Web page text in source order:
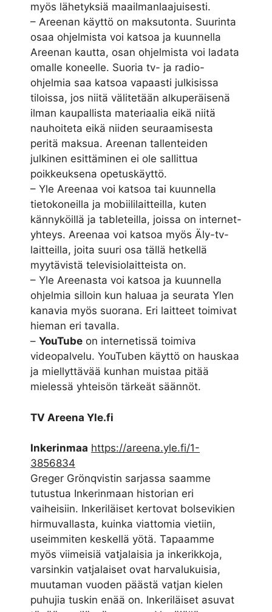
myös lähetyksiä maailmanlaajuisesti.
– Areenan käyttö on maksutonta. Suurinta
osaa ohjelmista voi katsoa ja kuunnella
Areenan kautta, osan ohjelmista voi ladata
omalle koneelle. Suoria tv- ja radio-
ohjelmia saa katsoa vapaasti julkisissa
tiloissa, jos niitä välitetään alkuperäisenä
ilman kaupallista materiaalia eikä niitä
nauhoiteta eikä niiden seuraamisesta
peritä maksua. Areenan tallenteiden
julkinen esittäminen ei ole sallittua
poikkeuksena opetuskäyttö.
– Yle Areenaa voi katsoa tai kuunnella
tietokoneilla ja mobiililaitteilla, kuten
kännyköillä ja tableteilla, joissa on internet-
yhteys. Areenaa voi katsoa myös Äly-tv-
laitteilla, joita suuri osa tällä hetkellä
myytävistä televisiolaitteista on.
– Yle Areenasta voi katsoa ja kuunnella
ohjelmia silloin kun haluaa ja seurata Ylen
kanavia myös suorana. Eri laitteet toimivat
hieman eri tavalla.
– YouTube on internetissä toimiva
videopalvelu. YouTuben käyttö on hauskaa
ja miellyttävää kunhan muistaa pitää
mielessä yhteisön tärkeät säännöt.
TV Areena Yle.fi
Inkerinmaa https://areena.yle.fi/1-
3856834
Greger Grönqvistin sarjassa saamme
tutustua Inkerinmaan historian eri
vaiheisiin. Inkeriläiset kertovat bolsevikien
hirmuvallasta, kuinka viattomia vietiin,
useimmiten keskellä yötä. Tapaamme
myös viimeisiä vatjalaisia ja inkerikkoja,
varsinkin vatjalaiset ovat harvalukuisia,
muutaman vuoden päästä vatjan kielen
puhujia tuskin enää on. Inkeriläiset asuvat